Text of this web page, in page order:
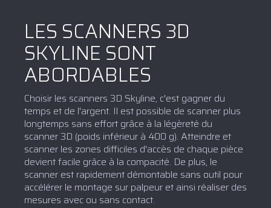
LES SCANNERS 3D
SKYLINE SONT
ABORDABLES
Choisir les scanners 3D Skyline, c'est gagner du
temps et de l'argent. Il est possible de scanner plus
longtemps sans effort grâce à la légèreté du
scanner 3D (poids inférieur à 400 g). Atteindre et
scanner les zones difficiles d'accès de chaque pièce
devient facile grâce à la compacité. De plus, le
scanner est rapidement démontable sans outil pour
accélérer le montage sur palpeur et ainsi réaliser des
mesures avec ou sans contact.